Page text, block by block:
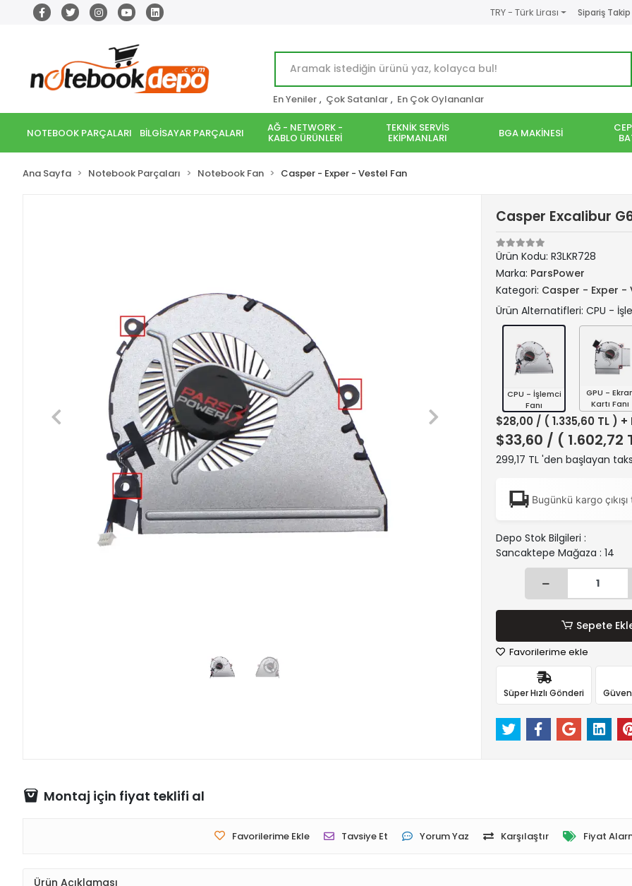
TRY - Türk Lirası Sipariş Takip
En Yeniler , Çok Satanlar , En Çok Oylananlar
NOTEBOOK PARÇALARI BİLGİSAYAR PARÇALARI AĞ - NETWORK -
KABLO ÜRÜNLERİ
TEKNİK SERVİS
EKİPMANLARI BGA MAKİNESİ
Ana Sayfa Notebook Parçaları Notebook Fan Casper - Exper - Vestel Fan
Casper Excalibur
Ürün Kodu: R3LKR728
Marka: ParsPower
Kategori: Casper - Exper -
Ürün Alternatifleri: CPU -
CPU - İşlemci
Fanı
GPU -
Kartı Fanı
$28,00 / ( 1.335,60 TL ) +
$33,60 / ( 1.602,72
299,17 TL 'den başlayan
Bugünkü kargo
Depo Stok Bilgileri :
Sancaktepe Mağaza : 14
Sepete
Favorilerime ekle
Süper Hızlı Gönderi
Montaj için fiyat teklifi al
Favorilerime Ekle Tavsiye Et Yorum Yaz Karşılaştır Fiyat
Ürün Açıklaması